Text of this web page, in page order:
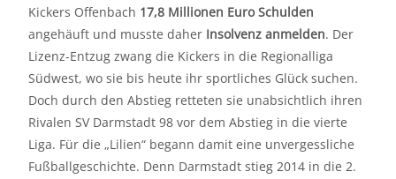
Kickers Offenbach 17,8 Millionen Euro Schulden
angehäuft und musste daher Insolvenz anmelden. Der
Lizenz-Entzug zwang die Kickers in die Regionalliga
Südwest, wo sie bis heute ihr sportliches Glück suchen.
Doch durch den Abstieg retteten sie unabsichtlich ihren
Rivalen SV Darmstadt 98 vor dem Abstieg in die vierte
Liga. Für die „Lilien“ begann damit eine unvergessliche
Fußballgeschichte. Denn Darmstadt stieg 2014 in die 2.